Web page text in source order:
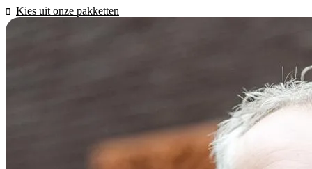
Kies uit onze pakketten